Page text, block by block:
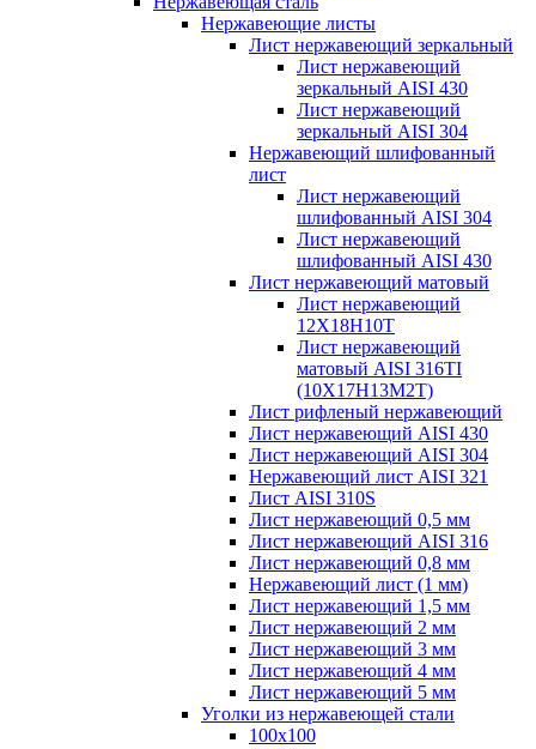
Нержавеющие листы
Лист нержавеющий зеркальный
Лист нержавеющий
зеркальный AISI 430
Лист нержавеющий
зеркальный AISI 304
Нержавеющий шлифованный
лист
Лист нержавеющий
шлифованный AISI 304
Лист нержавеющий
шлифованный AISI 430
Лист нержавеющий матовый
Лист нержавеющий
12X18H10T
Лист нержавеющий
матовый AISI 316TI
(10Х17Н13М2Т)
Лист рифленый нержавеющий
Лист нержавеющий AISI 430
Лист нержавеющий AISI 304
Нержавеющий лист AISI 321
Лист AISI 310S
Лист нержавеющий 0,5 мм
Лист нержавеющий AISI 316
Лист нержавеющий 0,8 мм
Нержавеющий лист (1 мм)
Лист нержавеющий 1,5 мм
Лист нержавеющий 2 мм
Лист нержавеющий 3 мм
Лист нержавеющий 4 мм
Лист нержавеющий 5 мм
Уголки из нержавеющей стали
100х100